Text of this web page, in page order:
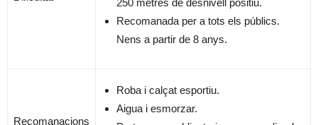
250 metres de desnivell positiu.
Recomanada per a tots els públics.
Nens a partir de 8 anys.
Recomanacions
Roba i calçat esportiu.
Aigua i esmorzar.